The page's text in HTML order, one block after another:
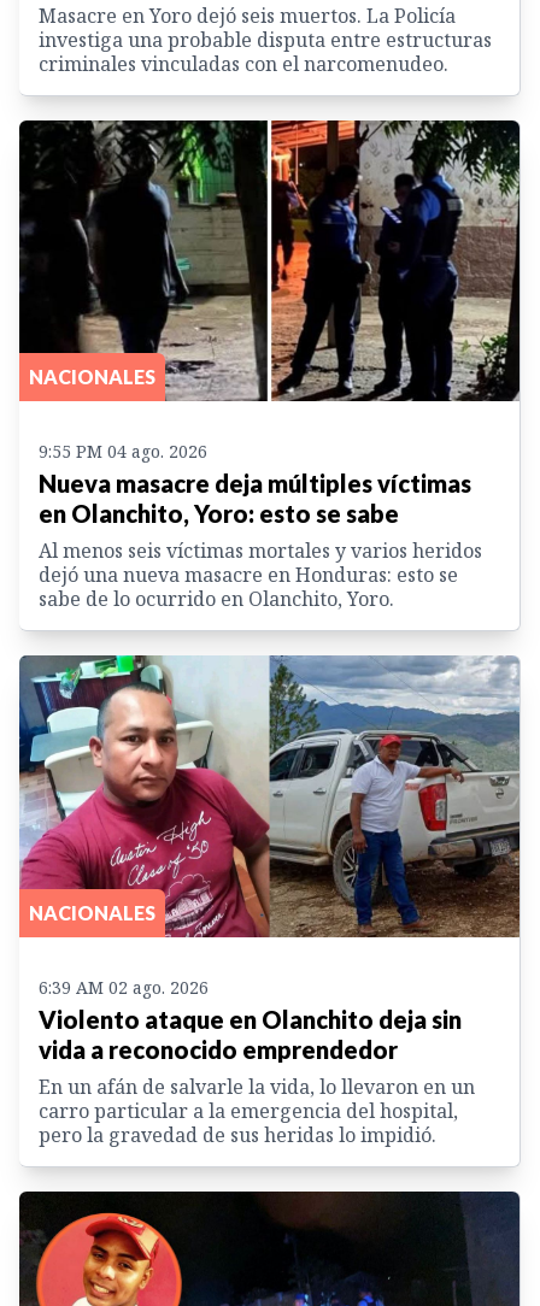
Masacre en Yoro dejó seis muertos. La Policía
investiga una probable disputa entre estructuras
criminales vinculadas con el narcomenudeo.
NACIONALES
9:55 PM 04 ago. 2026
Nueva masacre deja múltiples víctimas
en Olanchito, Yoro: esto se sabe
Al menos seis víctimas mortales y varios heridos
dejó una nueva masacre en Honduras: esto se
sabe de lo ocurrido en Olanchito, Yoro.
NACIONALES
6:39 AM 02 ago. 2026
Violento ataque en Olanchito deja sin
vida a reconocido emprendedor
En un afán de salvarle la vida, lo llevaron en un
carro particular a la emergencia del hospital,
pero la gravedad de sus heridas lo impidió.